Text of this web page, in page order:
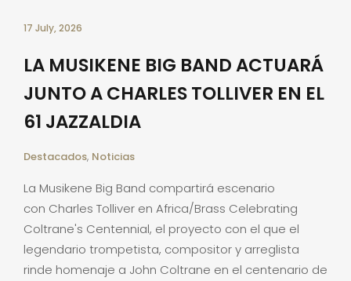
17 July, 2026
LA MUSIKENE BIG BAND ACTUARÁ
JUNTO A CHARLES TOLLIVER EN EL
61 JAZZALDIA
Destacados, Noticias
La Musikene Big Band compartirá escenario
con Charles Tolliver en Africa/Brass Celebrating
Coltrane's Centennial, el proyecto con el que el
legendario trompetista, compositor y arreglista
rinde homenaje a John Coltrane en el centenario de